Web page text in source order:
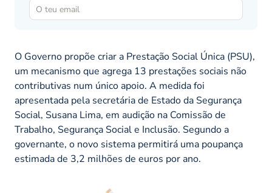
O Governo propõe criar a Prestação Social Única (PSU),
um mecanismo que agrega 13 prestações sociais não
contributivas num único apoio. A medida foi
apresentada pela secretária de Estado da Segurança
Social, Susana Lima, em audição na Comissão de
Trabalho, Segurança Social e Inclusão. Segundo a
governante, o novo sistema permitirá uma poupança
estimada de 3,2 milhões de euros por ano.